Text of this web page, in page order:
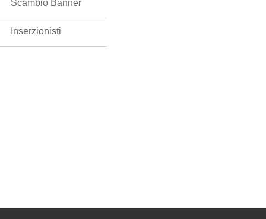
Scambio Banner
Inserzionisti